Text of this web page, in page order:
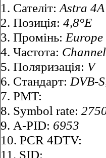
1. Сателіт: Astra 4A
2. Позиція: 4,8°E
3. Промінь: Europe
4. Частота:
5. Поляризація: V
6. Стандарт: DVB-
7. PMT:
8. Symbol rate:
9. A-PID: 6953
10. PCR 4DTV:
11. SID: